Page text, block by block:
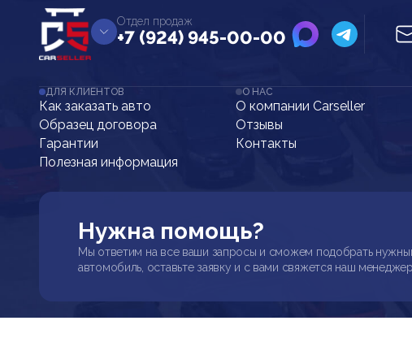
Отдел продаж
+7 (924) 945-00-00
ДЛЯ КЛИЕНТОВ
Как заказать авто
Образец договора
Гарантии
Полезная информация
О НАС
О компании Carseller
Отзывы
Контакты
Нужна помощь?
Мы ответим на все ваши запросы и сможем подобрать
автомобиль, оставьте заявку и с вами свяжется наш менеджер